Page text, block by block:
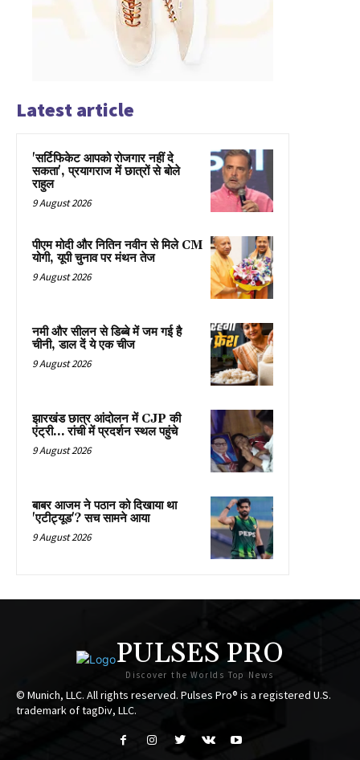
Latest article
'सर्टिफिकेट आपको रोजगार नहीं दे
सकता', प्रयागराज में छात्रों से बोले
राहुल
9 August 2026
पीएम मोदी और नितिन नवीन से मिले CM
योगी, यूपी चुनाव पर मंथन तेज
9 August 2026
नमी और सीलन से डिब्बे में जम गई है
चीनी, डाल दें ये एक चीज
9 August 2026
झारखंड छात्र आंदोलन में CJP की
एंट्री… रांची में प्रदर्शन स्थल पहुंचे
9 August 2026
बाबर आजम ने पठान को दिखाया था
'एटीट्यूड'? सच सामने आया
9 August 2026
PULSES PRO
Discover the Worlds Top News
© Munich, LLC. All rights reserved. Pulses Pro® is a registered U.S.
trademark of tagDiv, LLC.